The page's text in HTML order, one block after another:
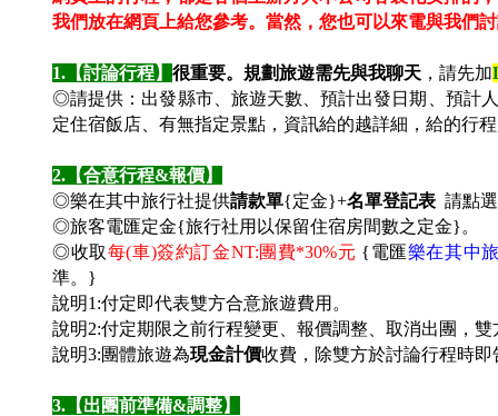
我們放在網頁上給您參考。 當然，您也可以來電與我們
1. 【討論行程】 很重要。規劃旅遊需先與我聊天 ，請先加
◎請提供：出發縣市、旅遊天數、預計出發日期、預計
定住宿飯店、有無指定景點，資訊給的越詳細，給的行
2. 【合意行程&報價】
◎樂在其中旅行社提供請款單{定金}+名單登記表 請點
◎旅客電匯定金{旅行社用以保留住宿房間數之定金}。
◎收取每(車)簽約訂金NT:團費*30%元 {電匯樂在其中
準。 }
說明1:付定即代表雙方合意旅遊費用。
說明2:付定期限之前行程變更、報價調整、取消出團，
說明3:團體旅遊為現金計價收費，除雙方於討論行程時
3. 【出團前準備&調整】